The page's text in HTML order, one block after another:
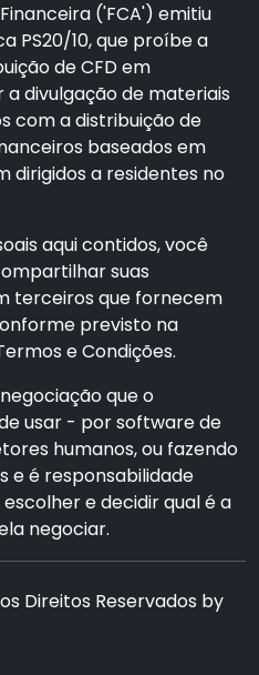
('FCA') emitiu
PS20/10, que proíbe a
de CFD em
divulgação de materiais
com a distribuição de
baseados em
dirigidos a residentes no
aqui contidos, você
suas
terceiros que fornecem
previsto na
e Condições.
que o
usar - por software de
humanos, ou fazendo
e é responsabilidade
e decidir qual é a
negociar.
Direitos Reservados by